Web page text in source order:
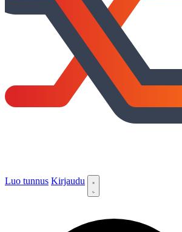
Luo tunnus Kirjaudu